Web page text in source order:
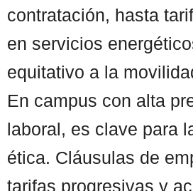
contratación, hasta
en servicios
equitativo a la
En campus con alta
laboral, es clave para
ética. Cláusulas de
tarifas progresivas y